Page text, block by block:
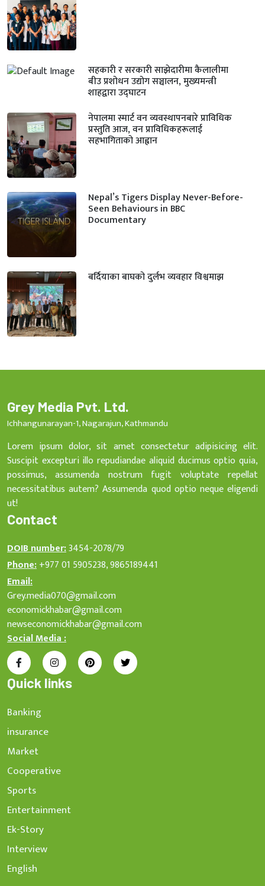
सहकारी र सरकारी साझेदारीमा कैलालीमा
बीउ प्रशोधन उद्योग सञ्चालन, मुख्यमन्त्री
शाहद्वारा उद्घाटन
नेपालमा स्मार्ट वन व्यवस्थापनबारे प्राविधिक
प्रस्तुति आज, वन प्राविधिकहरूलाई
सहभागिताको आह्वान
Nepal’s Tigers Display Never-Before-
Seen Behaviours in BBC
Documentary
बर्दियाका बाघको दुर्लभ व्यवहार विश्वमाझ
Grey Media Pvt. Ltd.
Ichhangunarayan-1, Nagarajun, Kathmandu
Lorem ipsum dolor, sit amet consectetur adipisicing elit.
Suscipit excepturi illo repudiandae aliquid ducimus optio quia,
possimus, assumenda nostrum fugit voluptate repellat
necessitatibus autem? Assumenda quod optio neque eligendi
ut!
Contact
DOIB number:3454-2078/79
Phone:+977 01 5905238, 9865189441
Email:
Grey.media070@gmail.com
economickhabar@gmail.com
newseconomickhabar@gmail.com
Social Media :
Quick links
Banking
insurance
Market
Cooperative
Sports
Entertainment
Ek-Story
Interview
English